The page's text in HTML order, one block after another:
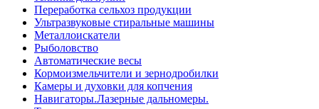
Переработка сельхоз продукции
Ультразвуковые стиральные машины
Металлоискатели
Рыболовство
Автоматические весы
Кормоизмельчители и зернодробилки
Камеры и духовки для копчения
Навигаторы.Лазерные дальномеры.